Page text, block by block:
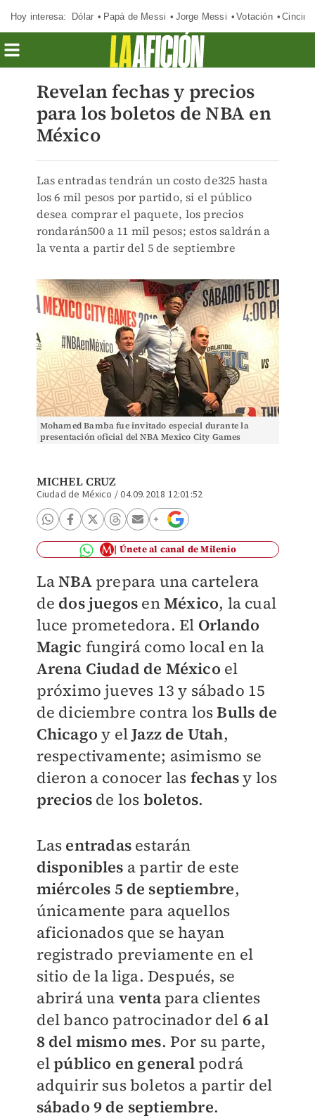
Hoy interesa: Dólar Papá de Messi Jorge Messi Votación
Revelan fechas y precios
para los boletos de NBA en
México
Las entradas tendrán un costo de325 hasta
los 6 mil pesos por partido, si el público
desea comprar el paquete, los precios
rondarán500 a 11 mil pesos; estos saldrán a
la venta a partir del 5 de septiembre
Mohamed Bamba fue invitado especial durante la
presentación oficial del NBA Mexico City Games
MICHEL CRUZ
Ciudad de México /04.09.2018 12:01:52
Únete al canal de Milenio
LaNBA prepara una cartelera
de dos juegos enMéxico, la cual
luce prometedora. El Orlando
Magic fungirá como local en la
Arena Ciudad de México el
próximojueves 13 y sábado 15
de diciembre contra losBulls de
Chicago y elJazz de Utah,
respectivamente; asimismo se
dieron a conocer las fechasy los
precios de los boletos.
Las entradas estarán
disponibles a partir de este
miércoles 5 de septiembre,
únicamente para aquellos
aficionados que se hayan
registrado previamente en el
sitio de la liga. Después, se
abrirá una venta para clientes
del banco patrocinador del 6 al
8 del mismo mes. Por su parte,
elpúblico en general podrá
adquirir sus boletos a partir del
sábado 9 de septiembre.